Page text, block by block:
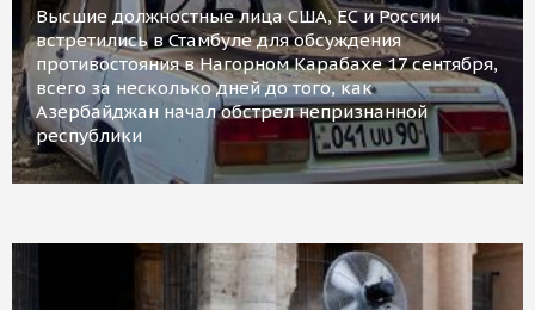
Высшие должностные лица США, ЕС и России
встретились в Стамбуле для обсуждения
противостояния в Нагорном Карабахе 17 сентября,
всего за несколько дней до того, как
Азербайджан начал обстрел непризнанной
республики